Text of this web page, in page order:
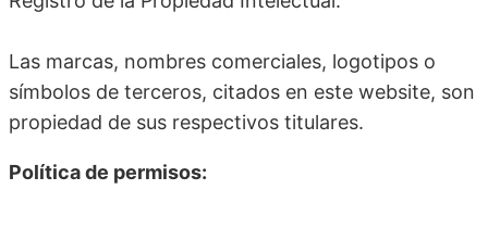
Las marcas, nombres comerciales, logotipos o
símbolos de terceros, citados en este website, son
propiedad de sus respectivos titulares.
Política de permisos: